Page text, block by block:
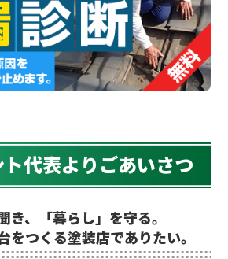
代表よりごあいさつ
き、「暮らし」を守る。
をつくる塗装店でありたい。